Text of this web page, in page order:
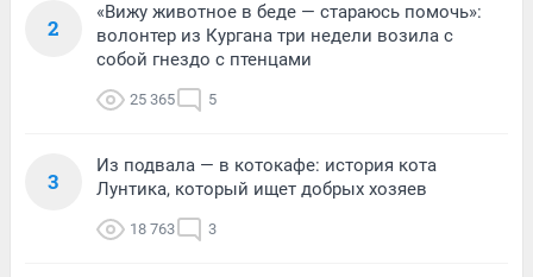
2
«Вижу животное в беде — стараюсь помочь»:
волонтер из Кургана три недели возила с
собой гнездо с птенцами
25 365 5
3
Из подвала — в котокафе: история кота
Лунтика, который ищет добрых хозяев
18 763 3